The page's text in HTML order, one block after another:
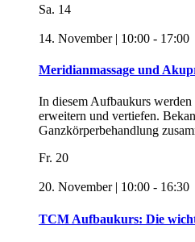
Sa. 14
14. November | 10:00 - 17:00
Meridianmassage und
In diesem Aufbaukurs
erweitern und vertiefen.
Ganzkörperbehandlung
Fr. 20
20. November | 10:00 - 16:30
TCM Aufbaukurs: Die